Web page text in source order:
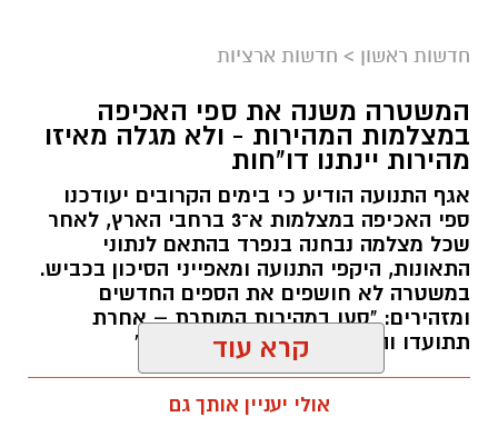
חדשות ראשון > חדשות ארציות
המשטרה משנה את ספי האכיפה
במצלמות המהירות - ולא מגלה מאיזו
מהירות יינתנו דו"חות
אגף התנועה הודיע כי בימים הקרובים יעודכנו
ספי האכיפה במצלמות א־3 ברחבי הארץ, לאחר
שכל מצלמה נבחנה בנפרד בהתאם לנתוני
התאונות, היקפי התנועה ומאפייני הסיכון בכביש.
במשטרה לא חושפים את הספים החדשים
ומזהירים: "סעו במהירות המותרת – אחרת
תתועדו והדו"ח יישלח ישירות אליכם"
קרא עוד
אולי יעניין אותך גם